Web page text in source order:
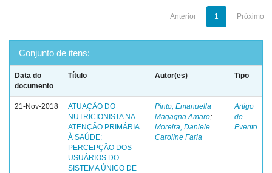
Anterior 1 Próximo
Conjunto de itens:
Data do
documento
Título Autor(es) Tipo
21-Nov-2018
ATUAÇÃO DO
NUTRICIONISTA NA
ATENÇÃO PRIMÁRIA
À SAÚDE:
PERCEPÇÃO DOS
USUÁRIOS DO
SISTEMA ÚNICO DE
Pinto, Emanuella
Magagna Amaro;
Moreira, Daniele
Caroline Faria
Artigo
de
Evento